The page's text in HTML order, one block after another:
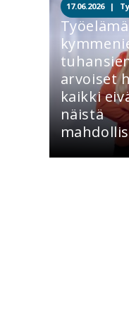
17.06.2026 |
arvoiset
kaikki
näistä